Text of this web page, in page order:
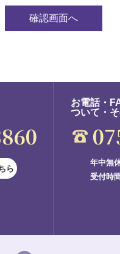
ら
お電話・
ついて・
年中無
受付時